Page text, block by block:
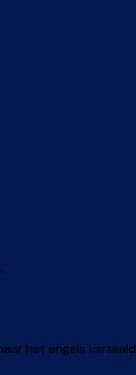
het engels